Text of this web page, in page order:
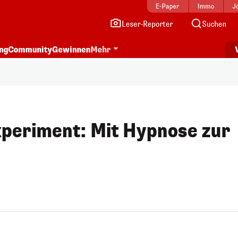
E-Paper Immo
Leser-Reporter Suchen
CommunityGewinnenMehr
Mit Hypnose zur